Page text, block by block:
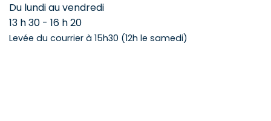
Du lundi au vendredi
13 h 30 - 16 h 20
Levée du courrier à 15h30 (12h le samedi)